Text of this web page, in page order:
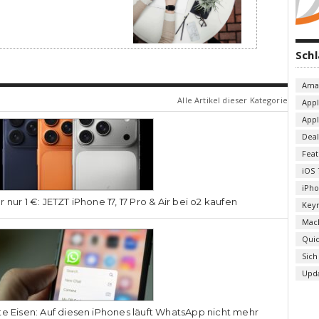
Alle Artikel dieser Kategorie
nur 1 €: JETZT iPhone 17, 17 Pro & Air bei o2 kaufen
Eisen: Auf diesen iPhones läuft WhatsApp nicht mehr
iOS